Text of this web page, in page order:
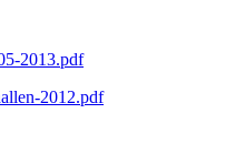
2013.pdf
2012.pdf